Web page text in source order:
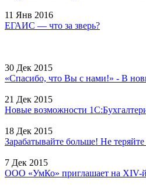
11 Янв 2016
ЕГАИС — что за зверь?
30 Дек 2015
«Спасибо, что Вы с нами!» - В
21 Дек 2015
Новые возможности
18 Дек 2015
Зарабатывайте больше! Не
7 Дек 2015
ООО «УмКо» приглашает на XIV-й